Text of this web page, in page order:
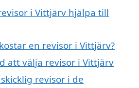
i Vittjärv hjälpa till
en revisor i Vittjärv?
att välja revisor i Vittjärv
revisor i de